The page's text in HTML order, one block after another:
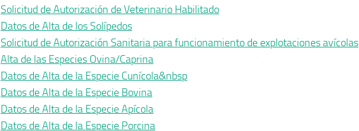
Solicitud de Autorización de Veterinario Habilitado
Datos de Alta de los Solípedos
Solicitud de Autorización Sanitaria para funcionamiento de explotaciones avícolas
Alta de las Especies Ovina/Caprina
Datos de Alta de la Especie Cunícola&nbsp
Datos de Alta de la Especie Bovina
Datos de Alta de la Especie Apícola
Datos de Alta de la Especie Porcina